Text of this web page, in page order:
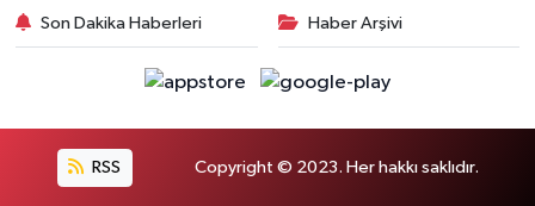
Son Dakika Haberleri Haber Arşivi
RSS Copyright © 2023. Her hakkı saklıdır.